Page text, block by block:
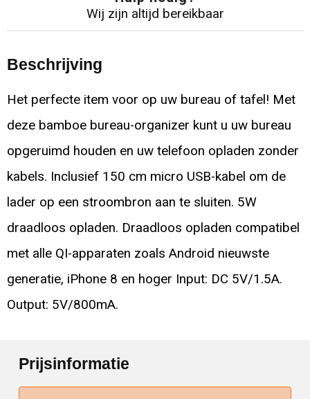
Wij zijn altijd bereikbaar
Beschrijving
Het perfecte item voor op uw bureau of tafel! Met
deze bamboe bureau-organizer kunt u uw bureau
opgeruimd houden en uw telefoon opladen zonder
kabels. Inclusief 150 cm micro USB-kabel om de
lader op een stroombron aan te sluiten. 5W
draadloos opladen. Draadloos opladen compatibel
met alle QI-apparaten zoals Android nieuwste
generatie, iPhone 8 en hoger Input: DC 5V/1.5A.
Output: 5V/800mA.
Prijsinformatie